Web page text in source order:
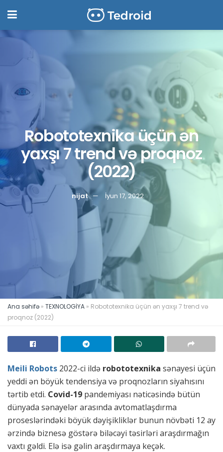
Robototexnika üçün ən
yaxşı 7 trend və proqnoz
(2022)
nijat İyun 17, 2022
Ana səhifə » TEXNOLOGİYA » Robototexnika üçün ən yaxşı 7 trend və
proqnoz (2022)
Meili Robots 2022-ci ildə robototexnika sənayesi üçün
yeddi ən böyük tendensiya və proqnozların siyahısını
tərtib etdi. Covid-19 pandemiyası nəticəsində bütün
dünyada sənayelər arasında avtomatlaşdırma
proseslərindəki böyük dəyişikliklər bunun növbəti 12 ay
ərzində biznesə göstərə biləcəyi təsirləri araşdırmağın
vaxtı gəldi. Elə isə gəlin araşdırmaya keçək.